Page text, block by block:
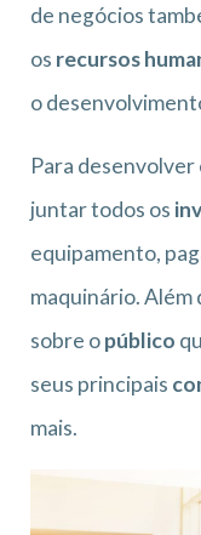
de negócios
os recursos
o
Para
juntar todos os
equipamento,
maquinário. Além
sobre opúblico
seus principais
mais.